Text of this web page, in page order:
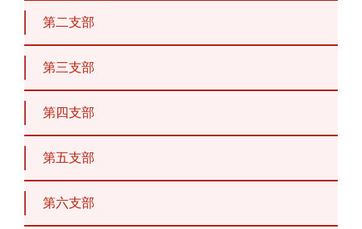
第二支部
第三支部
第四支部
第五支部
第六支部